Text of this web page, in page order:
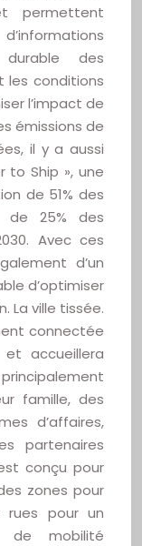
permettent
des
les conditions
l’impact de
émissions de
il y a aussi
to Ship », une
de 51% des
de 25% des
Avec ces
d’un
d’optimiser
La ville tissée.
connectée
accueillera
famille, des
d’affaires,
partenaires
conçu pour
zones pour
rues pour un
de mobilité